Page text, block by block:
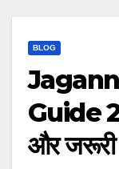
BLOG
Guide
और जरूरी